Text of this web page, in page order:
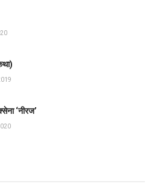
‘नीरज’